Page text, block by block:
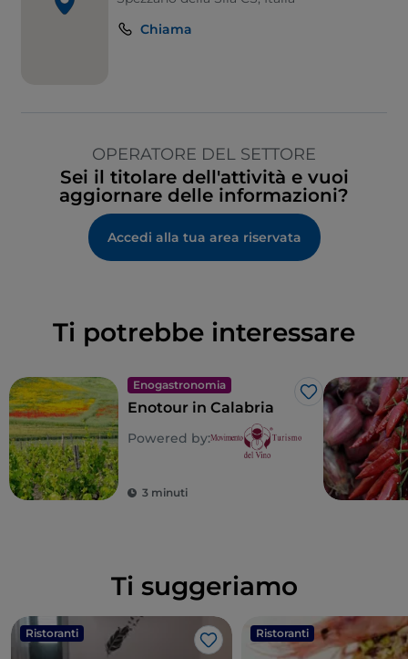
Chiama
OPERATORE DEL SETTORE
Sei il titolare dell'attività e vuoi
aggiornare delle informazioni?
Accedi alla tua area riservata
Ti potrebbe interessare
Enogastronomia
Like
Enotour in Calabria
Powered by:
3 minuti
Ti suggeriamo
Ristoranti
Like
Ristoranti